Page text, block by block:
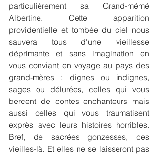
particulièrement sa Grand-mémé
Albertine. Cette apparition
providentielle et tombée du ciel nous
sauvera tous d'une vieillesse
déprimante et sans imagination en
vous conviant en voyage au pays des
grand-mères : dignes ou indignes,
sages ou délurées, celles qui vous
bercent de contes enchanteurs mais
aussi celles qui vous traumatisent
exprès avec leurs histoires horribles.
Bref, de sacrées gonzesses, ces
vieilles-là. Et elles ne se laisseront pas